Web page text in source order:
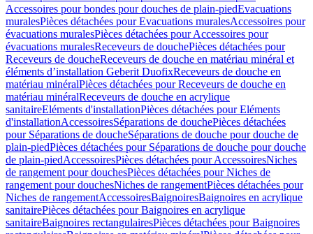
Accessoires pour bondes pour douches de plain-piedEvacuations
muralesPièces détachées pour Evacuations muralesAccessoires pour
évacuations muralesPièces détachées pour Accessoires pour
évacuations muralesReceveurs de douchePièces détachées pour
Receveurs de doucheReceveurs de douche en matériau minéral et
éléments d’installation Geberit DuofixReceveurs de douche en
matériau minéralPièces détachées pour Receveurs de douche en
matériau minéralReceveurs de douche en acrylique
sanitaireEléments d'installationPièces détachées pour Eléments
d'installationAccessoiresSéparations de douchePièces détachées
pour Séparations de doucheSéparations de douche pour douche de
plain-piedPièces détachées pour Séparations de douche pour douche
de plain-piedAccessoiresPièces détachées pour AccessoiresNiches
de rangement pour douchesPièces détachées pour Niches de
rangement pour douchesNiches de rangementPièces détachées pour
Niches de rangementAccessoiresBaignoiresBaignoires en acrylique
sanitairePièces détachées pour Baignoires en acrylique
sanitaireBaignoires rectangulairesPièces détachées pour Baignoires